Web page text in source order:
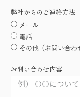
弊社からのご連絡方法
メール
電話
その他（お問い合わ
お問い合わせ内容